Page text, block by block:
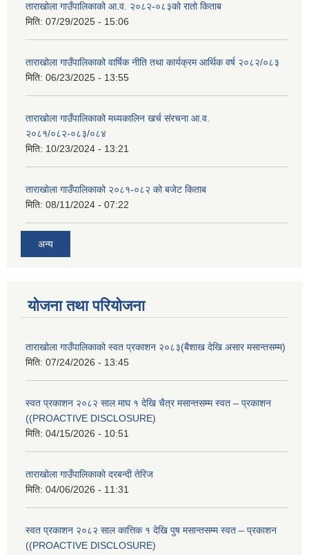
ताराखोला गाउँपालिकाको आ.व. २०८२-०८३को रातो किताब
मिति: 07/29/2025 - 15:06
ताराखोला गाउँपालिकाको वार्षिक नीति तथा कार्यक्रम आर्थिक वर्ष २०८२/०८३
मिति: 06/23/2025 - 13:55
ताराखोला गाउँपालिकाको मध्यकालिन खर्च संरचना आ.व.
२०८१/०८२-०८३/०८४
मिति: 10/23/2024 - 13:21
ताराखोला गाउँपालिकाको २०८१-०८२ को बजेट किताब
मिति: 08/11/2024 - 07:22
अन्य
योजना तथा परियोजना
ताराखोला गाउँपालिकाको स्वत प्रकाशन २०८३(बैशाख देखि असार मसान्तसम्म)
मिति: 07/24/2026 - 13:45
स्वत प्रकाशन २०८२ साल माघ १ देखि चैत्र मसान्तसम्म स्वत – प्रकाशन
((PROACTIVE DISCLOSURE)
मिति: 04/15/2026 - 10:51
ताराखोला गाउँपालिकाको दरबन्दी तेरिज
मिति: 04/06/2026 - 11:31
स्वत प्रकाशन २०८२ साल कात्तिक १ देखि पुष मसान्तसम्म स्वत – प्रकाशन
((PROACTIVE DISCLOSURE)